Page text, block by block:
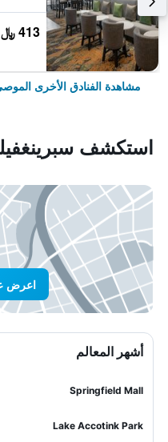
413 ﷼
مشاهدة الفنادق الأخرى
استكشف
اعرض
أشهر المعالم
Springfield Mall
Lake Accotink Park